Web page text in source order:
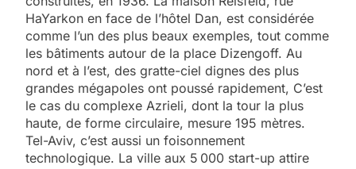
HaYarkon en face de l’hôtel Dan, est considérée
comme l’un des plus beaux exemples, tout comme
les bâtiments autour de la place Dizengoff. Au
nord et à l’est, des gratte-ciel dignes des plus
grandes mégapoles ont poussé rapidement, C’est
le cas du complexe Azrieli, dont la tour la plus
haute, de forme circulaire, mesure 195 mètres.
Tel-Aviv, c’est aussi un foisonnement
technologique. La ville aux 5 000 start-up attire